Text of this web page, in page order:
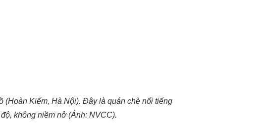
(Hoàn Kiếm, Hà Nội). Đây là quán chè nổi tiếng
không niềm nở (Ảnh: NVCC).